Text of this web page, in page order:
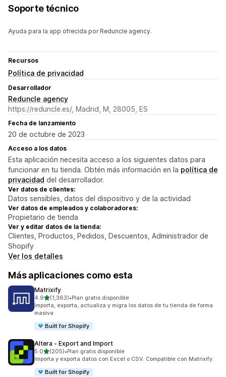
Soporte técnico
Ayuda para la app ofrecida por Reduncle agency.
Recursos
Política de privacidad
Desarrollador
Reduncle agency
https://reduncle.es/, Madrid, M, 28005, ES
Fecha de lanzamiento
20 de octubre de 2023
Acceso a los datos
Esta aplicación necesita acceso a los siguientes datos para
funcionar en tu tienda. Obtén más información en la política de
privacidad del desarrollador.
Ver datos de clientes:
Datos sensibles, datos del dispositivo y de la actividad
Ver datos de empleados y colaboradores:
Propietario de tienda
Ver y editar datos de la tienda:
Clientes, Productos, Pedidos, Descuentos, Administrador de
Shopify
Ver los detalles
Más aplicaciones como esta
Matrixify
4.9de 5 estrellas
(1,363)
1363 reseñas en total
•Plan gratis disponible
Importa, exporta, actualiza y migra los datos de tu tienda de forma
masiva
Built for Shopify
Altera ‑ Export and Import
5.0de 5 estrellas
(205)
205 reseñas en total
•Plan gratis disponible
Importa y exporta datos con Excel o CSV. Compatible con Matrixify
Built for Shopify